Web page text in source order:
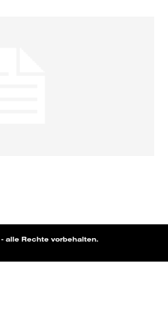
alle Rechte vorbehalten.